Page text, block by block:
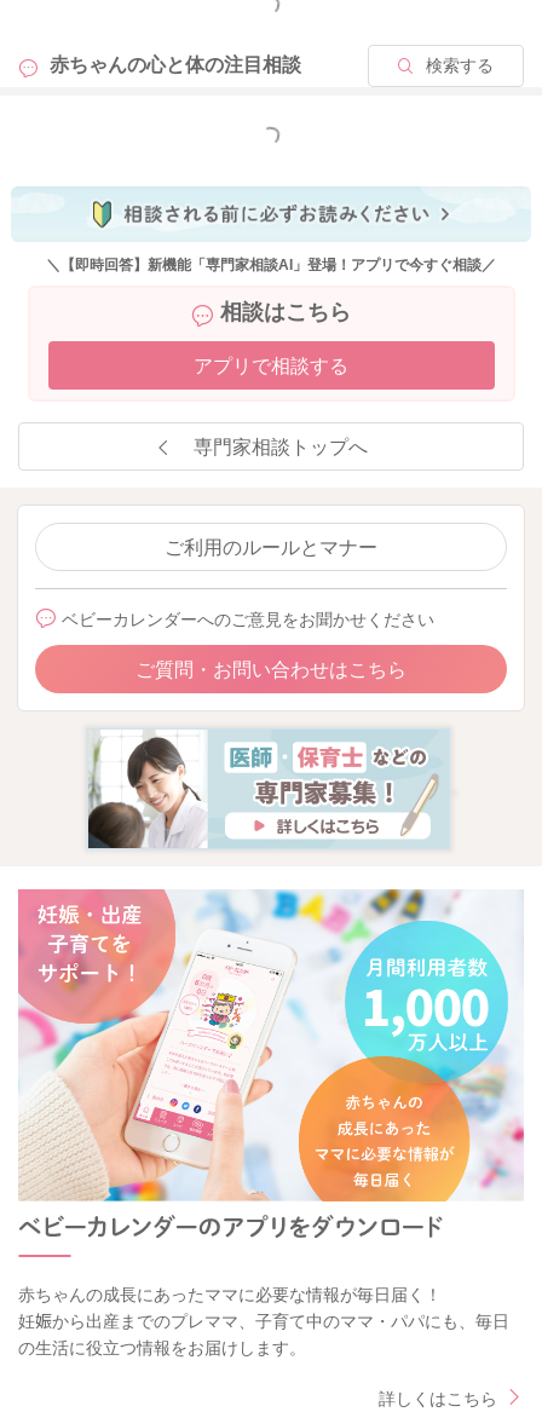
お子さんを大切に思っていることが伝わりました。
生後1ヶ月頃は、慣れない育児、生活環境の変化、母としての役
り心が限界に近くなるママさん、パパさんも本当に多い時期で
もちろん、つらい時には、赤ちゃんの安全確保して一旦赤ちゃ
現在お子さんが順調に育っていて、育児を楽しめる時間も増え
ただ、もし今も強い罪悪感や不安でつらくなることが続くな
ちを話してみるのもよいと思いますよ。
上がってきてしまうことがありましたら、どうぞ赤ちゃんから
離れていただけたらと存じます。
どうぞよろしくお願いします🙇‍♂️
2026/5/29 19:42
もっと見る
赤ちゃんの心と体の注目相談 検索する
もっと見る
＼【即時回答】新機能「専門家相談AI」登場！アプリで今すぐ相談／
相談はこちら
アプリで相談する
専門家相談トップへ
ご利用のルールとマナー
ベビーカレンダーへのご意見をお聞かせください
ご質問・お問い合わせはこちら
赤ちゃんの成長にあったママに必要な情報が毎日届く！
妊娠から出産までのプレママ、子育て中のママ・パパにも、毎日
の生活に役立つ情報をお届けします。
詳しくはこちら